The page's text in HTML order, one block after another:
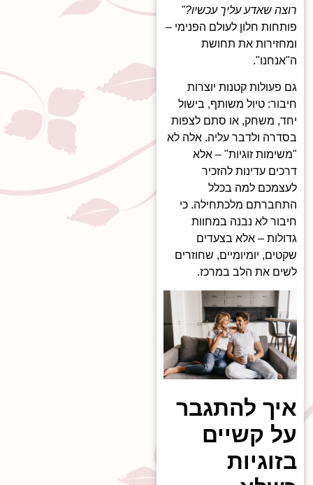
רוצה שאדע עליך עכשיו?"
פותחות חלון לעולם הפנימי –
ומחזירות את תחושת
ה"אנחנו".
גם פעולות קטנות יוצרות
חיבור: טיול משותף, בישול
יחד, משחק, או סתם לצפות
בסדרה ולדבר עליה. אלה לא
"משימות זוגיות" – אלא
דרכים עדינות להזכיר
לעצמכם למה בכלל
התחברתם מלכתחילה. כי
חיבור לא נבנה במחוות
גדולות – אלא בצעדים
שקטים, יומיומיים, שחוזרים
לשים את הלב במרכז.
איך להתגבר
על קשיים
בזוגיות